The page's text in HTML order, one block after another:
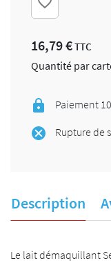
16,79 €TTC
Quantité par
Paiement
Rupture de
Description
Le lait démaquillant